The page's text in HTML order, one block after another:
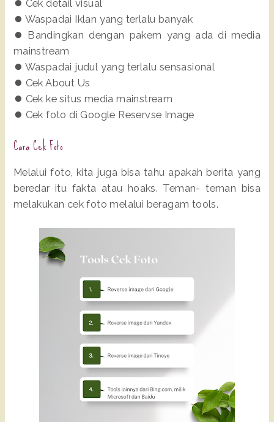
⏺️ Cek detail visual
⏺️ Waspadai Iklan yang terlalu banyak
⏺️ Bandingkan dengan pakem yang ada di media
mainstream
⏺️ Waspadai judul yang terlalu sensasional
⏺️ Cek About Us
⏺️ Cek ke situs media mainstream
⏺️ Cek foto di Google Reservse Image
Cara Cek Foto
Melalui foto, kita juga bisa tahu apakah berita yang
beredar itu fakta atau hoaks. Teman- teman bisa
melakukan cek foto melalui beragam tools.